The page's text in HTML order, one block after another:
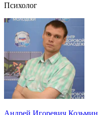
Психолог
Андрей Игоревич Козьмин